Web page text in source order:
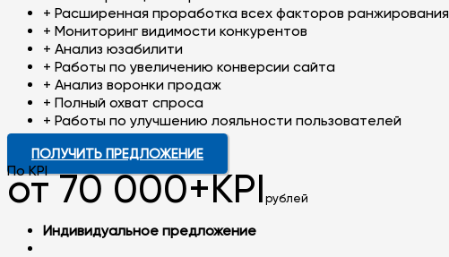
+ Расширенная проработка всех факторов ранжирования
+ Мониторинг видимости конкурентов
+ Анализ юзабилити
+ Работы по увеличению конверсии сайта
+ Анализ воронки продаж
+ Полный охват спроса
+ Работы по улучшению лояльности пользователей
ПОЛУЧИТЬ ПРЕДЛОЖЕНИЕ
По KPI
от 70 000+KPI рублей
Индивидуальное предложение